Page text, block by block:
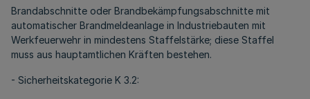
Brandabschnitte oder Brandbekämpfungsabschnitte mit
automatischer Brandmeldeanlage in Industriebauten mit
Werkfeuerwehr in mindestens Staffelstärke; diese Staffel
muss aus hauptamtlichen Kräften bestehen.
- Sicherheitskategorie K 3.2: